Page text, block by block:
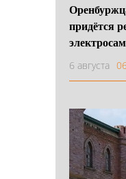
придётся
6 августа